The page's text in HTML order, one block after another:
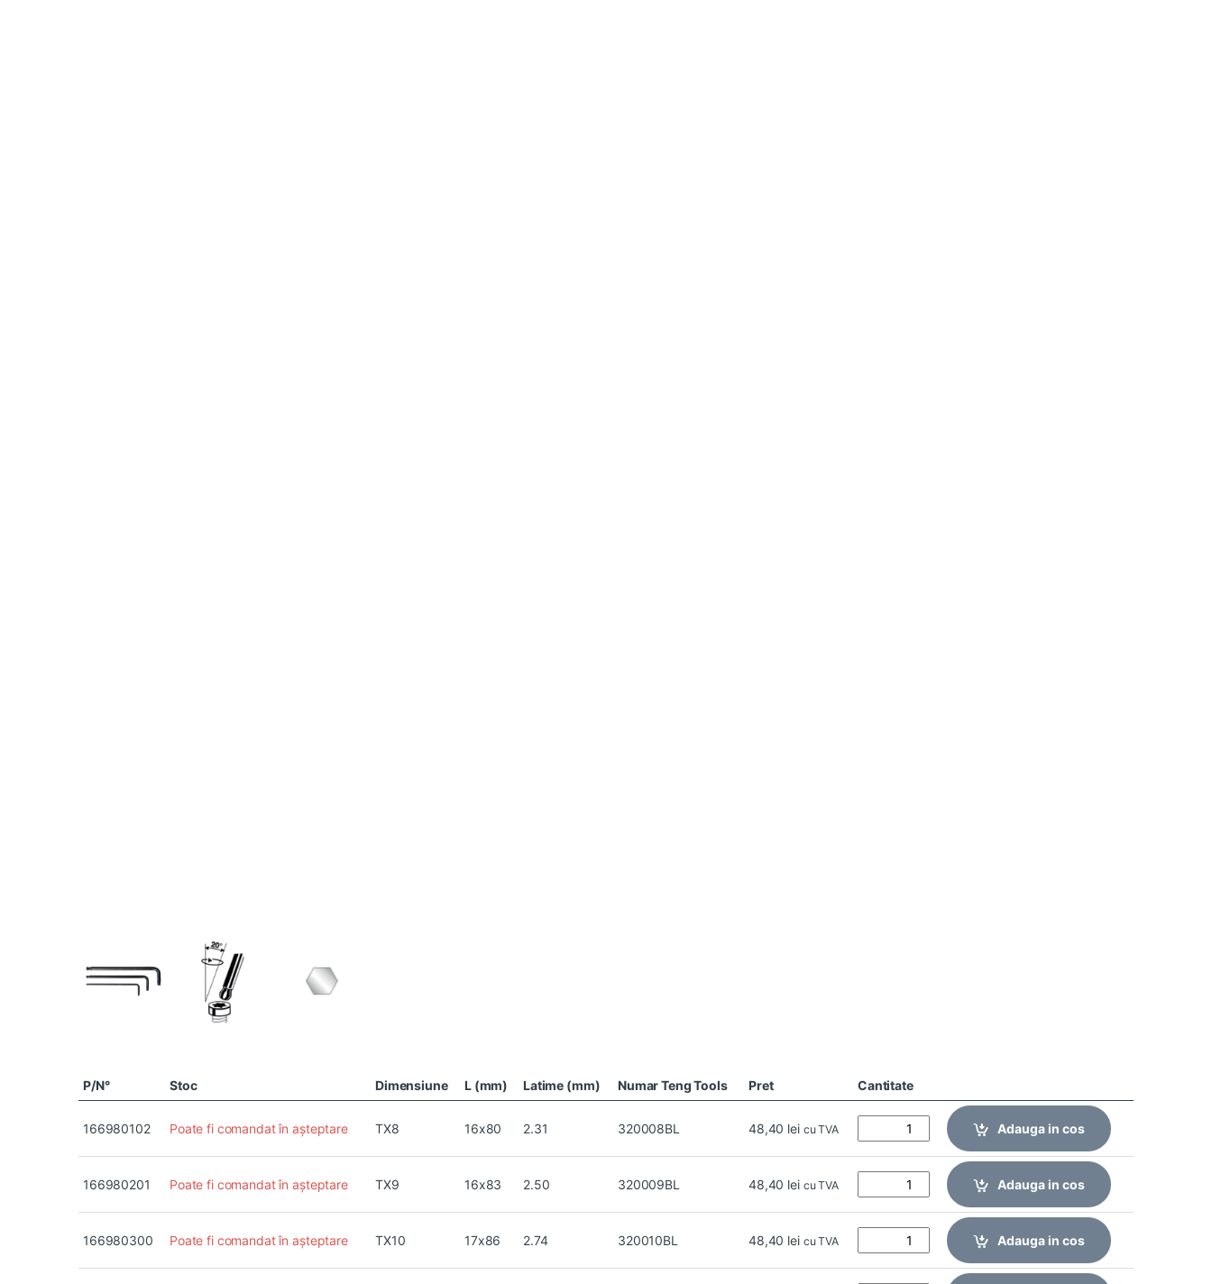
P/N° Stoc Dimensiune L (mm) Latime (mm) Numar Teng Tools Pret Cantitate
166980102 Poate fi comandat în așteptare TX8 16x80 2.31 320008BL 48,40 lei cu TVA Adauga in cos
166980201 Poate fi comandat în așteptare TX9 16x83 2.50 320009BL 48,40 lei cu TVA Adauga in cos
166980300 Poate fi comandat în așteptare TX10 17x86 2.74 320010BL 48,40 lei cu TVA Adauga in cos